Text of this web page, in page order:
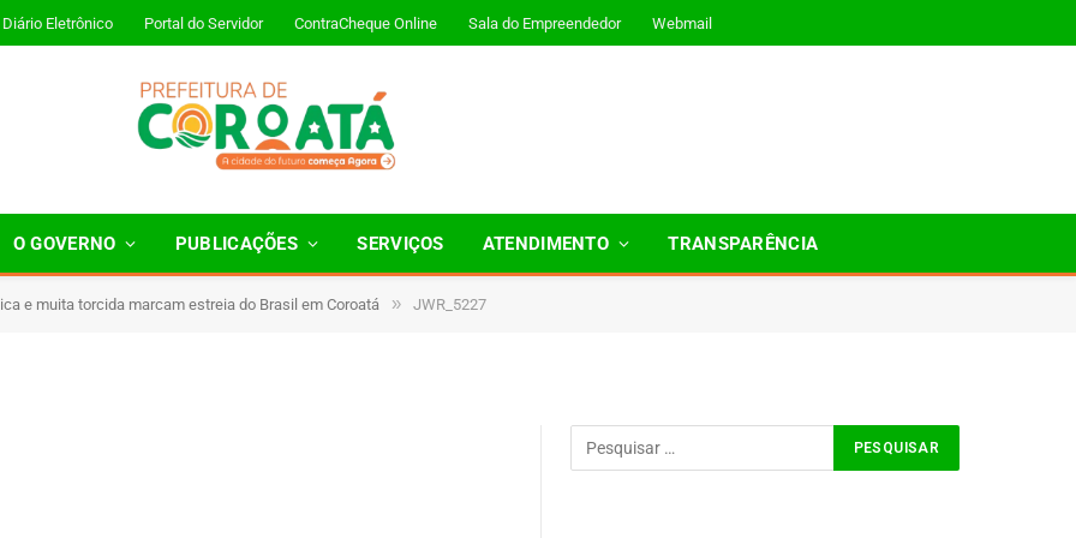
Diário Eletrônico Portal do Servidor ContraCheque Online Sala do Empreendedor Webmail
O GOVERNO PUBLICAÇÕES SERVIÇOS ATENDIMENTO TRANSPARÊNCIA
e muita torcida marcam estreia do Brasil em Coroatá » JWR_5227